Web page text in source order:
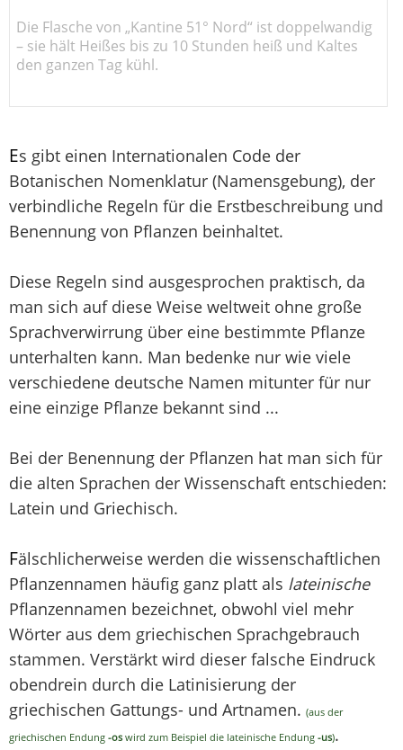
Die Flasche von „Kantine 51° Nord“ ist doppelwandig
– sie hält Heißes bis zu 10 Stunden heiß und Kaltes
den ganzen Tag kühl.
Es gibt einen Internationalen Code der
Botanischen Nomenklatur (Namensgebung), der
verbindliche Regeln für die Erstbeschreibung und
Benennung von Pflanzen beinhaltet.
Diese Regeln sind ausgesprochen praktisch, da
man sich auf diese Weise weltweit ohne große
Sprachverwirrung über eine bestimmte Pflanze
unterhalten kann. Man bedenke nur wie viele
verschiedene deutsche Namen mitunter für nur
eine einzige Pflanze bekannt sind ...
Bei der Benennung der Pflanzen hat man sich für
die alten Sprachen der Wissenschaft entschieden:
Latein und Griechisch.
Fälschlicherweise werden die wissenschaftlichen
Pflanzennamen häufig ganz platt als lateinische
Pflanzennamen bezeichnet, obwohl viel mehr
Wörter aus dem griechischen Sprachgebrauch
stammen. Verstärkt wird dieser falsche Eindruck
obendrein durch die Latinisierung der
griechischen Gattungs- und Artnamen. (aus der
griechischen Endung -os wird zum Beispiel die lateinische Endung -us).